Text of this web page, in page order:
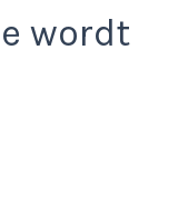
wordt